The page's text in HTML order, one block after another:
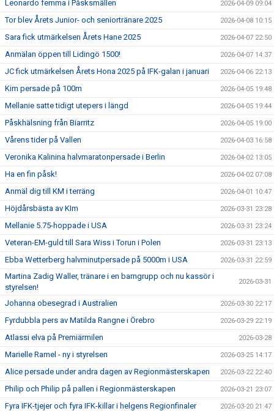
Leonardo femma i Påsksmällen 2026-04-09 09:04
Tor blev Årets Junior- och seniortränare 2025 2026-04-08 10:15
Sara fick utmärkelsen Årets Hane 2025 2026-04-07 22:50
Anmälan öppen till Lidingö 1500! 2026-04-07 14:37
JC fick utmärkelsen Årets Hona 2025 på IFK-galan i januari 2026-04-06 22:13
Kim persade på 100m 2026-04-05 19:48
Mellanie satte tidigt utepers i längd 2026-04-05 19:44
Påskhälsning från Biarritz 2026-04-05 19:00
Vårens tider på Vallen 2026-04-03 16:58
Veronika Kalinina halvmaratonpersade i Berlin 2026-04-02 13:05
Ha en fin påsk! 2026-04-02 07:08
Anmäl dig till KM i terräng 2026-04-01 10:47
Höjdårsbästa av KIm 2026-03-31 23:28
Mellanie 5.75-hoppade i USA 2026-03-31 23:24
Veteran-EM-guld till Sara Wiss i Torun i Polen 2026-03-31 23:13
Ebba Wetterberg halvminutpersade på 5000m i USA 2026-03-31 22:59
Martina Zadig Waller, tränare i en barngrupp och nu kassör i
styrelsen!
2026-03-31
Johanna obesegrad i Australien 2026-03-30 22:17
Fyrdubbla pers av Matilda Rangne i Örebro 2026-03-29 22:19
Atlassi elva på Premiärmilen 2026-03-28
Marielle Ramel - ny i styrelsen 2026-03-25 14:17
Alice persade under andra dagen av Regionmästerskapen 2026-03-22 22:40
Philip och Philip på pallen i Regionmästerskapen 2026-03-21 23:07
Fyra IFK-tjejer och fyra IFK-killar i helgens Regionfinaler 2026-03-20 21:47